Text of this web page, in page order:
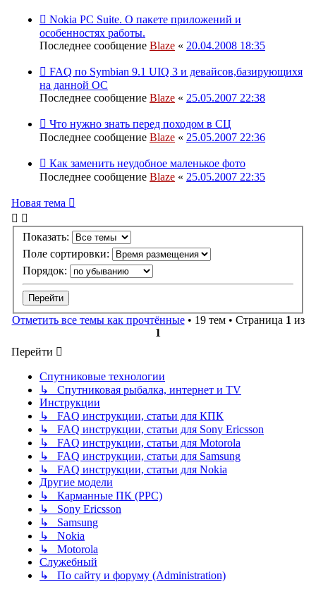
Nokia PC Suite. О пакете приложений и
особенностях работы.
Последнее сообщение Blaze « 20.04.2008 18:35
FAQ по Symbian 9.1 UIQ 3 и девайсов,базирующихя
на данной ОС
Последнее сообщение Blaze « 25.05.2007 22:38
Что нужно знать перед походом в СЦ
Последнее сообщение Blaze « 25.05.2007 22:36
Как заменить неудобное маленькое фото
Последнее сообщение Blaze « 25.05.2007 22:35
Новая тема
Показать:
Поле сортировки:
Порядок:
Отметить все темы как прочтённые• 19 тем • Страница 1 из
1
Перейти
Спутниковые технологии
↳ Спутниковая рыбалка, интернет и TV
Инструкции
↳ FAQ инструкции, статьи для КПК
↳ FAQ инструкции, статьи для Sony Ericsson
↳ FAQ инструкции, статьи для Motorola
↳ FAQ инструкции, статьи для Samsung
↳ FAQ инструкции, статьи для Nokia
Другие модели
↳ Карманные ПК (PPC)
↳ Sony Ericsson
↳ Samsung
↳ Nokia
↳ Motorola
Служебный
↳ По сайту и форуму (Administration)